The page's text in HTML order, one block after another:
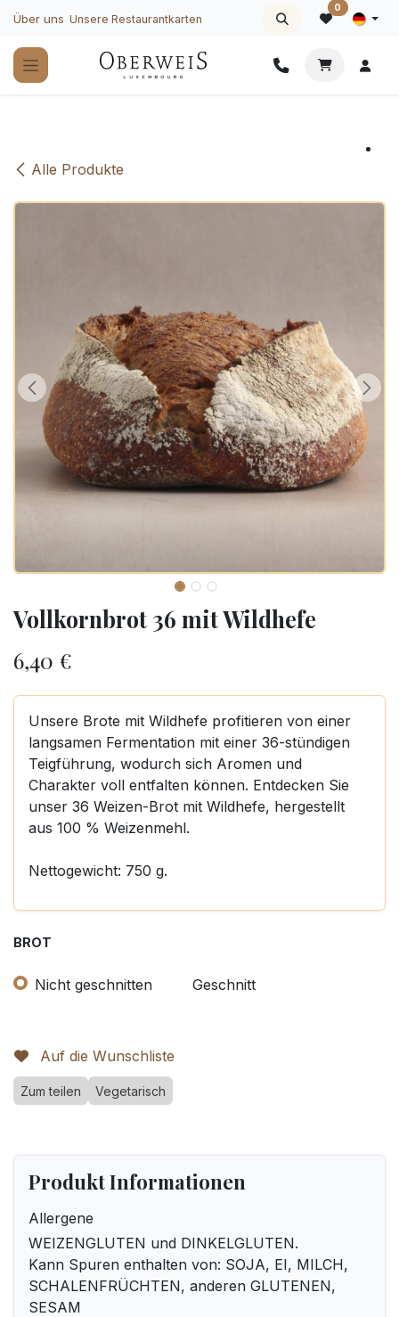
Zum Inhalt springen
Über uns Unsere Restaurantkarten
0
Alle Produkte
Vollkornbrot 36 mit Wildhefe
6,40 €
Unsere Brote mit Wildhefe profitieren von einer
langsamen Fermentation mit einer 36-stündigen
Teigführung, wodurch sich Aromen und
Charakter voll entfalten können. Entdecken Sie
unser 36 Weizen-Brot mit Wildhefe, hergestellt
aus 100 % Weizenmehl.
Nettogewicht: 750 g.
BROT
Nicht geschnitten Geschnitt
Auf die Wunschliste
Zum teilen Vegetarisch
Produkt Informationen
Allergene
WEIZENGLUTEN und DINKELGLUTEN.
Kann Spuren enthalten von: SOJA, EI, MILCH,
SCHALENFRÜCHTEN, anderen GLUTENEN,
SESAM